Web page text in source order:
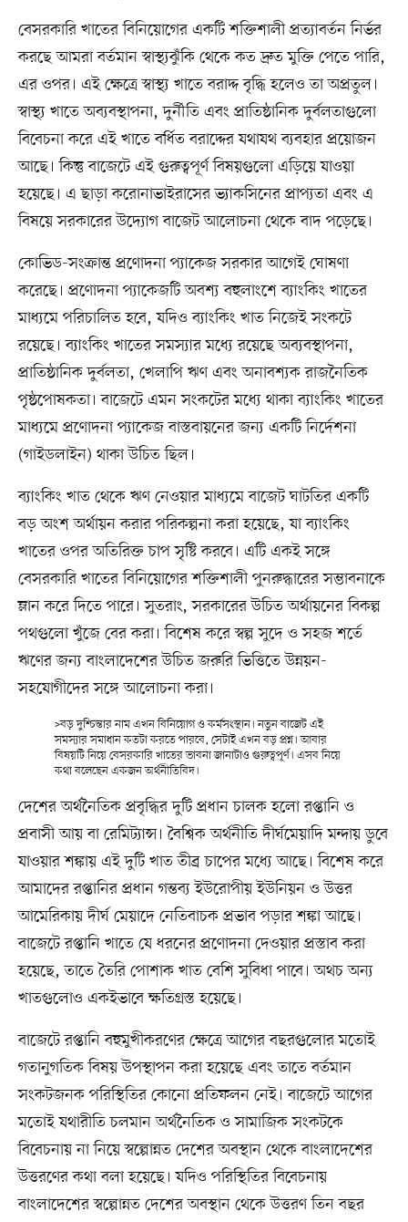
বেসরকারি খাতের বিনিয়োগের একটি শক্তিশালী প্রত্যাবর্তন নির্ভর
করছে আমরা বর্তমান স্বাস্থ্যঝুঁকি থেকে কত দ্রুত মুক্তি পেতে পারি,
এর ওপর। এই ক্ষেত্রে স্বাস্থ্য খাতে বরাদ্দ বৃদ্ধি হলেও তা অপ্রতুল।
স্বাস্থ্য খাতে অব্যবস্থাপনা, দুর্নীতি এবং প্রাতিষ্ঠানিক দুর্বলতাগুলো
বিবেচনা করে এই খাতে বর্ধিত বরাদ্দের যথাযথ ব্যবহার প্রয়োজন
আছে। কিন্তু বাজেটে এই গুরুত্বপূর্ণ বিষয়গুলো এড়িয়ে যাওয়া
হয়েছে। এ ছাড়া করোনাভাইরাসের ভ্যাকসিনের প্রাপ্যতা এবং এ
বিষয়ে সরকারের উদ্যোগ বাজেট আলোচনা থেকে বাদ পড়েছে।
কোভিড-সংক্রান্ত প্রণোদনা প্যাকেজ সরকার আগেই ঘোষণা
করেছে। প্রণোদনা প্যাকেজটি অবশ্য বহুলাংশে ব্যাংকিং খাতের
মাধ্যমে পরিচালিত হবে, যদিও ব্যাংকিং খাত নিজেই সংকটে
রয়েছে। ব্যাংকিং খাতের সমস্যার মধ্যে রয়েছে অব্যবস্থাপনা,
প্রাতিষ্ঠানিক দুর্বলতা, খেলাপি ঋণ এবং অনাবশ্যক রাজনৈতিক
পৃষ্ঠপোষকতা। বাজেটে এমন সংকটের মধ্যে থাকা ব্যাংকিং খাতের
মাধ্যমে প্রণোদনা প্যাকেজ বাস্তবায়নের জন্য একটি নির্দেশনা
(গাইডলাইন) থাকা উচিত ছিল।
ব্যাংকিং খাত থেকে ঋণ নেওয়ার মাধ্যমে বাজেট ঘাটতির একটি
বড় অংশ অর্থায়ন করার পরিকল্পনা করা হয়েছে, যা ব্যাংকিং
খাতের ওপর অতিরিক্ত চাপ সৃষ্টি করবে। এটি একই সঙ্গে
বেসরকারি খাতের বিনিয়োগের শক্তিশালী পুনরুদ্ধারের সম্ভাবনাকে
ম্লান করে দিতে পারে। সুতরাং, সরকারের উচিত অর্থায়নের বিকল্প
পথগুলো খুঁজে বের করা। বিশেষ করে স্বল্প সুদে ও সহজ শর্তে
ঋণের জন্য বাংলাদেশের উচিত জরুরি ভিত্তিতে উন্নয়ন-
সহযোগীদের সঙ্গে আলোচনা করা।
>বড় দুশ্চিন্তার নাম এখন বিনিয়োগ ও কর্মসংস্থান। নতুন বাজেট এই
সমস্যার সমাধান কতটা করতে পারবে, সেটাই এখন বড় প্রশ্ন। আবার
বিষয়টি নিয়ে বেসরকারি খাতের ভাবনা জানাটাও গুরুত্বপূর্ণ। এসব নিয়ে
কথা বলেছেন একজন অর্থনীতিবিদ।
দেশের অর্থনৈতিক প্রবৃদ্ধির দুটি প্রধান চালক হলো রপ্তানি ও
প্রবাসী আয় বা রেমিট্যান্স। বৈশ্বিক অর্থনীতি দীর্ঘমেয়াদি মন্দায় ডুবে
যাওয়ার শঙ্কায় এই দুটি খাত তীব্র চাপের মধ্যে আছে। বিশেষ করে
আমাদের রপ্তানির প্রধান গন্তব্য ইউরোপীয় ইউনিয়ন ও উত্তর
আমেরিকায় দীর্ঘ মেয়াদে নেতিবাচক প্রভাব পড়ার শঙ্কা আছে।
বাজেটে রপ্তানি খাতে যে ধরনের প্রণোদনা দেওয়ার প্রস্তাব করা
হয়েছে, তাতে তৈরি পোশাক খাত বেশি সুবিধা পাবে। অথচ অন্য
খাতগুলোও একইভাবে ক্ষতিগ্রস্ত হয়েছে।
বাজেটে রপ্তানি বহুমুখীকরণের ক্ষেত্রে আগের বছরগুলোর মতোই
গতানুগতিক বিষয় উপস্থাপন করা হয়েছে এবং তাতে বর্তমান
সংকটজনক পরিস্থিতির কোনো প্রতিফলন নেই। বাজেটে আগের
মতোই যথারীতি চলমান অর্থনৈতিক ও সামাজিক সংকটকে
বিবেচনায় না নিয়ে স্বল্পোন্নত দেশের অবস্থান থেকে বাংলাদেশের
উত্তরণের কথা বলা হয়েছে। যদিও পরিস্থিতির বিবেচনায়
বাংলাদেশের স্বল্পোন্নত দেশের অবস্থান থেকে উত্তরণ তিন বছর